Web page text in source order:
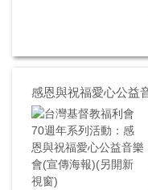
感恩與祝福愛心公益